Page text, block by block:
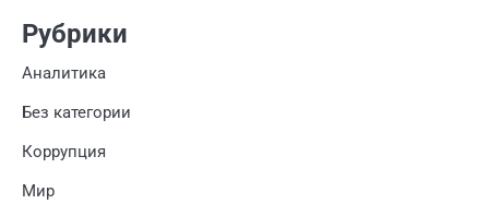
Рубрики
Аналитика
Без категории
Коррупция
Мир